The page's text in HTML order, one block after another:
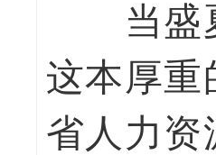
当盛夏
这本厚重
省人力资